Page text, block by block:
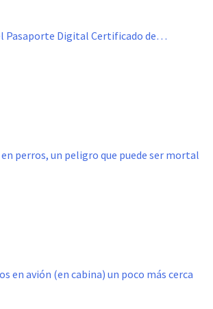
Pasaporte Digital Certificado de…
perros, un peligro que puede ser mortal
en avión (en cabina) un poco más cerca